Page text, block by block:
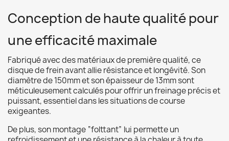
Conception de haute qualité pour
une efficacité maximale
Fabriqué avec des matériaux de première qualité, ce
disque de frein avant allie résistance et longévité. Son
diamètre de 150mm et son épaisseur de 13mm sont
méticuleusement calculés pour offrir un freinage précis et
puissant, essentiel dans les situations de course
exigeantes.
De plus, son montage “folttant” lui permette un